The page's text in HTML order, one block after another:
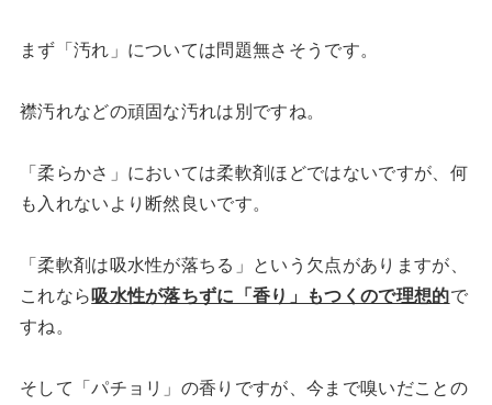
まず「汚れ」については問題無さそうです。
襟汚れなどの頑固な汚れは別ですね。
「柔らかさ」においては柔軟剤ほどではないですが、何
も入れないより断然良いです。
「柔軟剤は吸水性が落ちる」という欠点がありますが、
これなら吸水性が落ちずに「香り」もつくので理想的で
すね。
そして「パチョリ」の香りですが、今まで嗅いだことの